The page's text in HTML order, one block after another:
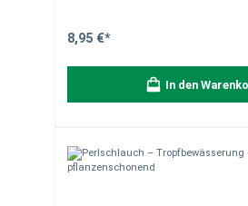
Hochwertiger Mehrschicht-Schlauch
Nutzung im Garten. Hinweis zur
entsprechend der bestellten
8,95 €*
In den